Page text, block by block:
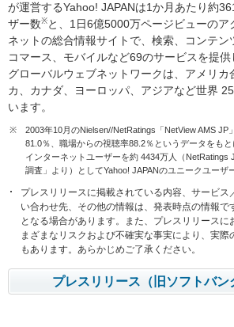
が運営するYahoo! JAPANは1か月あたり約
ザー数※と、1日6億5000万ページビューのア
ネットの総合情報サイトで、検索、コンテン
コマース、モバイルなど69のサービスを提
グローバルウェブネットワークは、アメリカ
カ、カナダ、ヨーロッパ、アジアなど世界
います。
※
2003年10月のNielsen//NetRatings「NetView AMS JP
81.0％、職場からの視聴率88.2％というデータをも
インターネットユーザーを約 4434万人（NetRatings
調査」より）としてYahoo! JAPANのユニークユーザ
プレスリリースに掲載されている内容、サービス
い合わせ先、その他の情報は、発表時点の情報で
となる場合があります。また、プレスリリースに
まざまなリスクおよび不確実な事実により、実際
もあります。あらかじめご了承ください。
プレスリリース（旧ソフトバ